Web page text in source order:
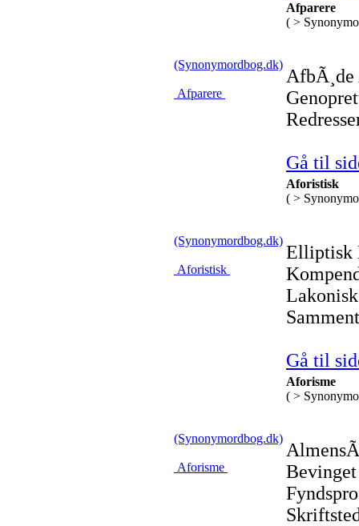
(Synonymordbog.dk)
Afparere
Afparere
( >
Gå til
(Synonymordbog.dk)
Aforistisk
Aforistisk
( >
Elliptisk
Gå til
(Synonymordbog.dk)
Aforisme
Aforisme
( >